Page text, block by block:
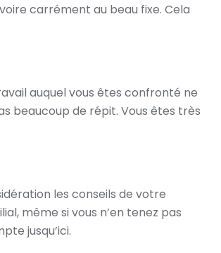
carrément au beau fixe. Cela
auquel vous êtes confronté ne
beaucoup de répit. Vous êtes très
les conseils de votre
même si vous n’en tenez pas
jusqu’ici.